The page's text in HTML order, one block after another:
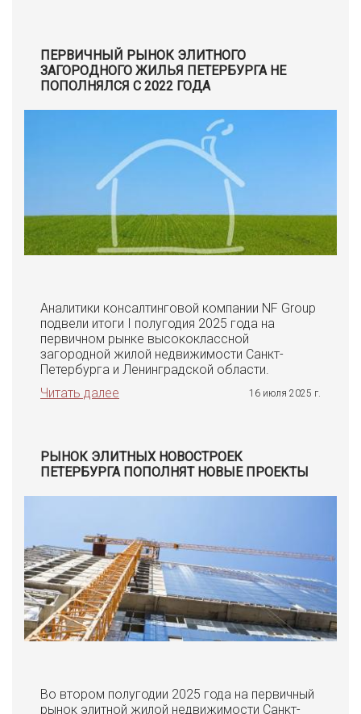
ПЕРВИЧНЫЙ РЫНОК ЭЛИТНОГО
ЗАГОРОДНОГО ЖИЛЬЯ ПЕТЕРБУРГА НЕ
ПОПОЛНЯЛСЯ С 2022 ГОДА
Аналитики консалтинговой компании NF Group
подвели итоги I полугодия 2025 года на
первичном рынке высококлассной
загородной жилой недвижимости Санкт-
Петербурга и Ленинградской области.
Читать далее
16 июля 2025 г.
РЫНОК ЭЛИТНЫХ НОВОСТРОЕК
ПЕТЕРБУРГА ПОПОЛНЯТ НОВЫЕ ПРОЕКТЫ
Во втором полугодии 2025 года на первичный
рынок элитной жилой недвижимости Санкт-